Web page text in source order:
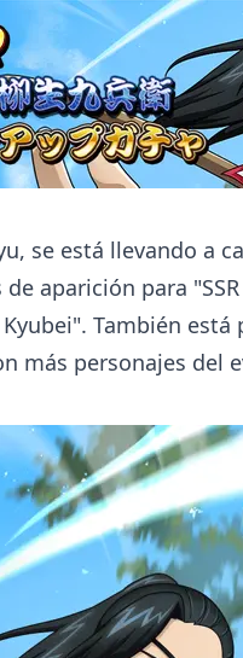
se está llevando a
aparición para
Kyubei". También
más personajes del